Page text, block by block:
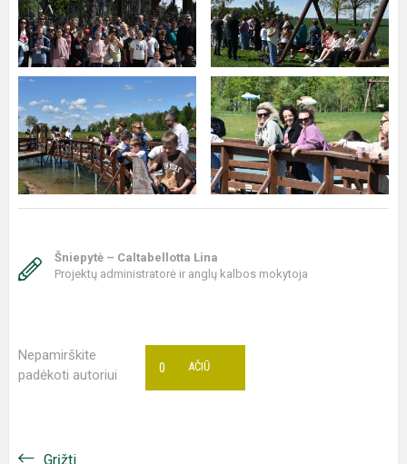
Šniepytė – Caltabellotta Lina
Projektų administratorė ir anglų kalbos mokytoja
Nepamirškite
padėkoti autoriui
AČIŪ
0
Grįžti